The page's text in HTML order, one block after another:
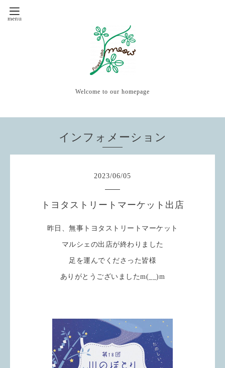
Welcome to our homepage
インフォメーション
2023/06/05
トヨタストリートマーケット出店
昨日、無事トヨタストリートマーケット
マルシェの出店が終わりました
足を運んでくださった皆様
ありがとうございましたm(__)m